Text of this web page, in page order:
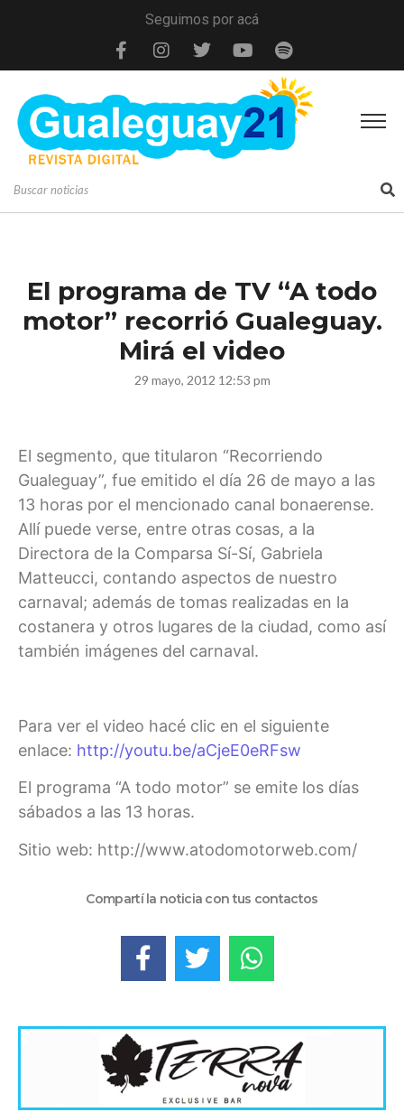
Seguimos por acá
El programa de TV “A todo
motor” recorrió Gualeguay.
Mirá el video
29 mayo, 2012 12:53 pm
El segmento, que titularon “Recorriendo
Gualeguay”, fue emitido el día 26 de mayo a las
13 horas por el mencionado canal bonaerense.
Allí puede verse, entre otras cosas, a la
Directora de la Comparsa Sí-Sí, Gabriela
Matteucci, contando aspectos de nuestro
carnaval; además de tomas realizadas en la
costanera y otros lugares de la ciudad, como así
también imágenes del carnaval.
Para ver el video hacé clic en el siguiente
enlace: http://youtu.be/aCjeE0eRFsw
El programa “A todo motor” se emite los días
sábados a las 13 horas.
Sitio web: http://www.atodomotorweb.com/
Compartí la noticia con tus contactos